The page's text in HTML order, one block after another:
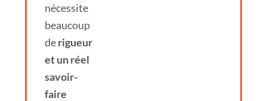
nécessite
beaucoup
derigueur
et un réel
savoir-
faire